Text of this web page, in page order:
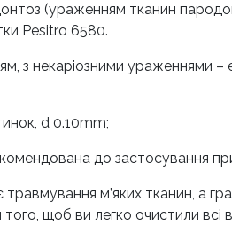
(ураженням тканин
Pesitro 6580.
з некаріозними ураженнями
d 0.10mm;
до застосування
м’яких тканин, а
щоб ви легко очистили всі